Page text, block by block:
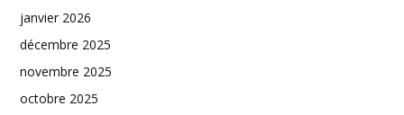
janvier 2026
décembre 2025
novembre 2025
octobre 2025